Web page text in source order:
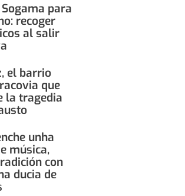
para
recoger
al salir
el barrio
que
la tragedia
unha
música,
con
ducia de